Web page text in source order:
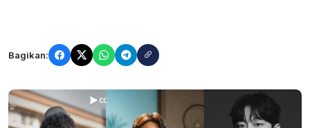
Bagikan: